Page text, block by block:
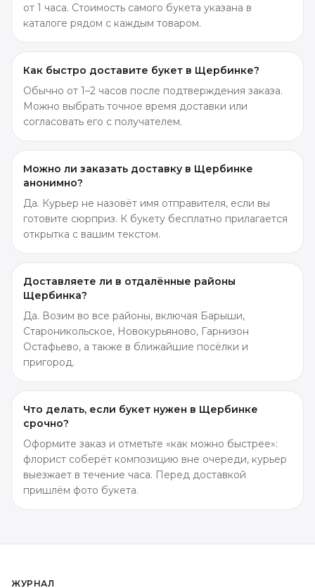
от 1 часа. Стоимость самого букета указана в
каталоге рядом с каждым товаром.
Как быстро доставите букет в Щербинке?
Обычно от 1–2 часов после подтверждения заказа.
Можно выбрать точное время доставки или
согласовать его с получателем.
Можно ли заказать доставку в Щербинке
анонимно?
Да. Курьер не назовёт имя отправителя, если вы
готовите сюрприз. К букету бесплатно прилагается
открытка с вашим текстом.
Доставляете ли в отдалённые районы
Щербинка?
Да. Возим во все районы, включая Барыши,
Староникольское, Новокурьяново, Гарнизон
Остафьево, а также в ближайшие посёлки и
пригород.
Что делать, если букет нужен в Щербинке
срочно?
Оформите заказ и отметьте «как можно быстрее»:
флорист соберёт композицию вне очереди, курьер
выезжает в течение часа. Перед доставкой
пришлём фото букета.
ЖУРНАЛ